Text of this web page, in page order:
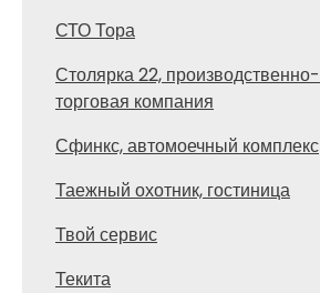
СТО Тора
Столярка 22, производственно-
торговая компания
Сфинкс, автомоечный комплекс
Таежный охотник, гостиница
Твой сервис
Текита